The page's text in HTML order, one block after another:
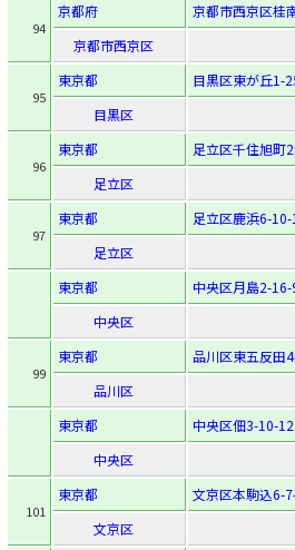
94
京都府
京都市西京区桂
京都市西京区
95
東京都
目黒区東が丘1-
目黒区
96
東京都
足立区千住旭町
足立区
97
東京都
足立区鹿浜6-
足立区
東京都
中央区月島2-16-
中央区
99
東京都
品川区東五反田
品川区
東京都
中央区佃3-10-12
中央区
101
東京都
文京区本駒込6-
文京区